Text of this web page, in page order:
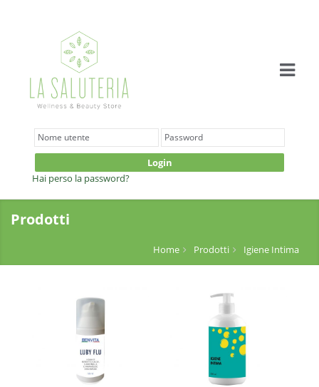
Login
Hai perso la password?
Prodotti
Home Prodotti Igiene Intima